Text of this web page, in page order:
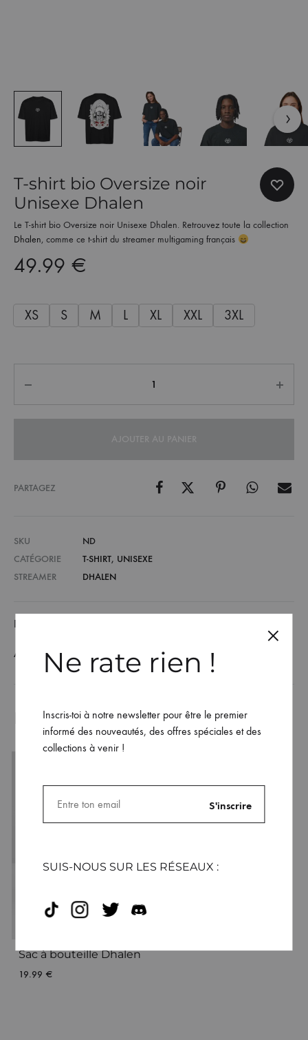
T-shirt bio Oversize noir
Unisexe Dhalen
Le T-shirt bio Oversize noir Unisexe Dhalen. Retrouvez toute la collection
Dhalen, comme ce t-shirt du streamer multigaming français
49.99 €
XS S M L XL XXL 3XL
AJOUTER AU PANIER
PARTAGEZ
SKU
ND
CATÉGORIE
T-SHIRT, UNISEXE
STREAMER
DHALEN
DESCRIPTION / GUIDE DES TAILLES
AVIS (0)
Produits similaires
Sac à bouteille Dhalen
19.99 €
Boîte à biscuits avec
couvercle en bois
Ne rate rien !
Inscris-toi à notre newsletter pour être le premier
informé des nouveautés, des offres spéciales et des
collections à venir !
SUIS-NOUS SUR LES RÉSEAUX :